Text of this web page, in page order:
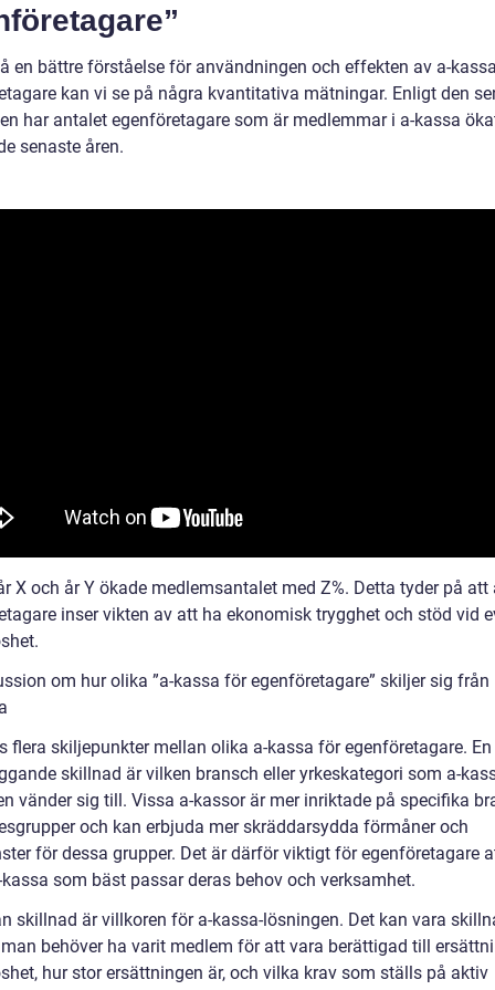
en bättre förståelse för användningen och effekten av a-
kan vi se på några kvantitativa mätningar. Enligt den
har antalet egenföretagare som är medlemmar i a-kassa
senaste åren.
X och år Y ökade medlemsantalet med Z%. Detta tyder på att
inser vikten av att ha ekonomisk trygghet och stöd vid
om hur olika ”a-kassa för egenföretagare” skiljer sig från
flera skiljepunkter mellan olika a-kassa för egenföretagare. En
skillnad är vilken bransch eller yrkeskategori som a-
vänder sig till. Vissa a-kassor är mer inriktade på specifika
och kan erbjuda mer skräddarsydda förmåner och
för dessa grupper. Det är därför viktigt för egenföretagare
som bäst passar deras behov och verksamhet.
skillnad är villkoren för a-kassa-lösningen. Det kan vara
behöver ha varit medlem för att vara berättigad till
hur stor ersättningen är, och vilka krav som ställs på aktiv